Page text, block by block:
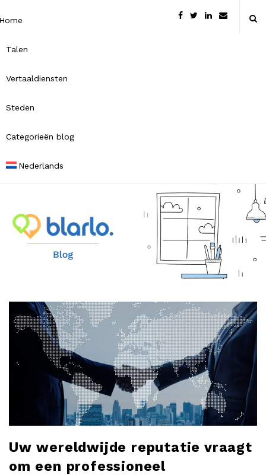
Talen
Vertaaldiensten
Steden
Categorieën blog
Nederlands
B
r
o
l
o
Uw wereldwijde reputatie vraagt
om een professioneel